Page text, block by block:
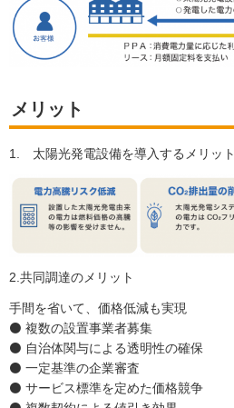
メリット
1. 太陽光発電設備を導入するメリット
2.共同調達のメリット
手間を省いて、価格低減も実現
⚫ 複数の設置事業者募集
⚫ 自治体関与による透明性の確保
⚫ 一定基準の企業審査
⚫ サービス標準を定めた価格競争